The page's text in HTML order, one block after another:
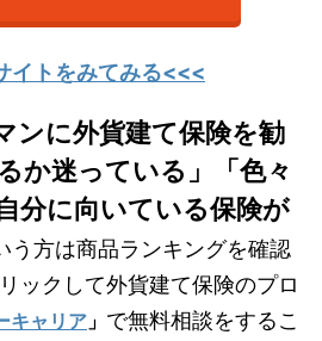
イトをみてみる<<<
ンに外貨建て保険を勧
か迷っている」「色々
分に向いている保険が
う方は商品ランキングを確認
ックして外貨建て保険のプロ
キャリア 」 で無料相談をするこ